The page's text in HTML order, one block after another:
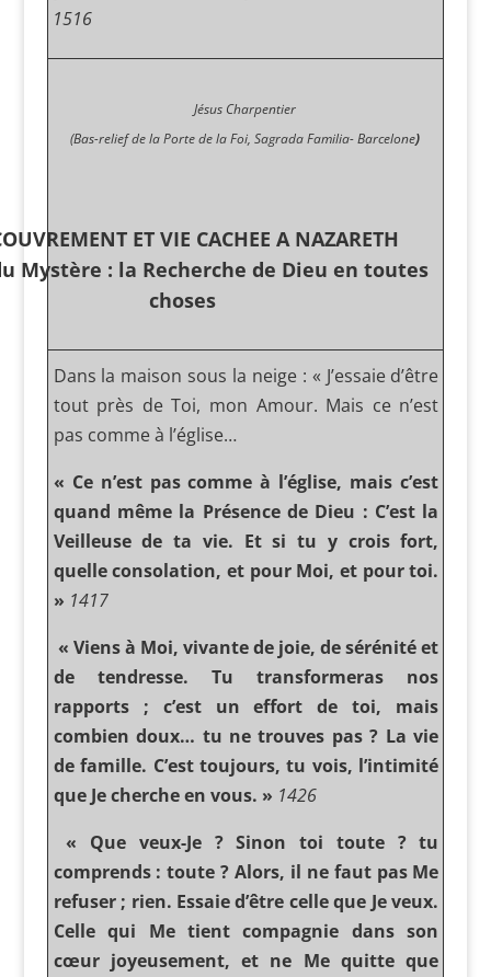
1516
Jésus Charpentier
(Bas-relief de laPorte de la Foi, Sagrada Familia- Barcelone)
ET VIE CACHEE A NAZARETH
Mystère : la Recherche de Dieu en toutes
choses
Dans la maison sous la neige : « J’essaie d’être
tout près de Toi, mon Amour. Mais ce n’est
pas comme à l’église…
« Ce n’est pas comme à l’église, mais c’est
quand même la Présence de Dieu : C’est la
Veilleuse de ta vie. Et si tu y crois fort,
quelle consolation, et pour Moi, et pour toi.
» 1417
« Viens à Moi, vivante de joie, de sérénité et
de tendresse. Tu transformeras nos
rapports ; c’est un effort de toi, mais
combien doux… tu ne trouves pas ? La vie
de famille. C’est toujours, tu vois, l’intimité
que Je cherche en vous. » 1426
« Que veux-Je ? Sinon toi toute ? tu
comprends : toute ? Alors, il ne faut pas Me
refuser ; rien. Essaie d’être celle que Je veux.
Celle qui Me tient compagnie dans son
cœur joyeusement, et ne Me quitte que